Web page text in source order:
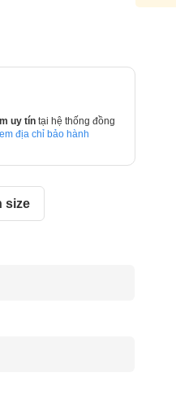
uy tín tại hệ thống đồng
địa chỉ bảo hành
size